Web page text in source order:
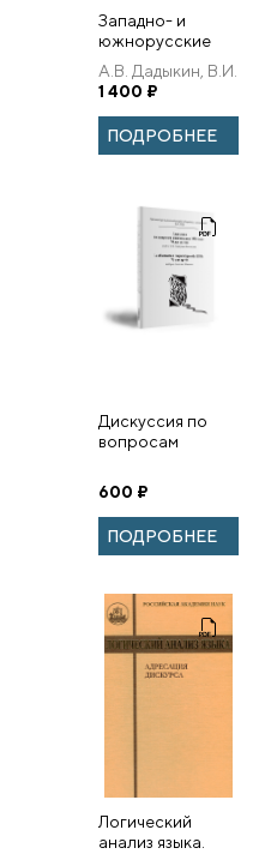
Западно- и
южнорусские
кириллические
издания в
собрании
игумена Кронида
(Карева)
А.В. Дадыкин, В.И.
Ерофеева.
1 400 ₽
ПОДРОБНЕЕ
Дискуссия по
вопросам
1950 года: 70 лет
спустя
600 ₽
ПОДРОБНЕЕ
Логический
анализ языка.